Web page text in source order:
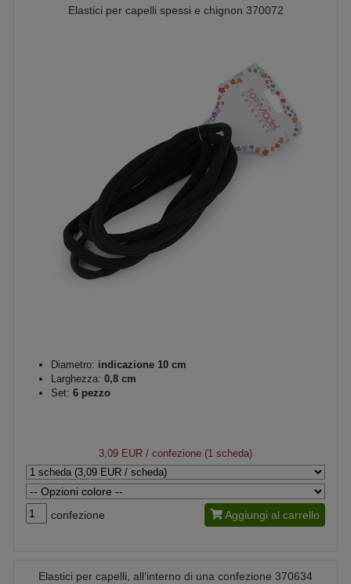
Elastici per capelli spessi e chignon 370072
Diametro: indicazione 10 cm
Larghezza: 0,8 cm
Set: 6 pezzo
3,09 EUR / confezione (1 scheda)
confezione Aggiungi al carrello
Elastici per capelli, all’interno di una confezione 370634